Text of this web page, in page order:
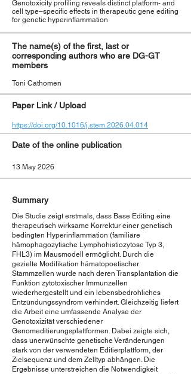
Genotoxicity profiling reveals distinct platform- and
cell type–specific effects in therapeutic gene editing
for genetic hyperinflammation
The name(s) of the first, last or
corresponding authors who are DG-GT
members
Toni Cathomen
Paper Link / Upload
https://doi.org/10.1016/j.stem.2026.04.014
Date of the online publication
13 May 2026
Summary
Die Studie zeigt erstmals, dass Base Editing eine
therapeutisch wirksame Korrektur einer genetisch
bedingten Hyperinflammation (familiäre
hämophagozytische Lymphohistiozytose Typ 3,
FHL3) im Mausmodell ermöglicht. Durch die
gezielte Modifikation hämatopoetischer
Stammzellen wurde nach deren Transplantation die
Funktion zytotoxischer Immunzellen
wiederhergestellt und ein lebensbedrohliches
Entzündungssyndrom verhindert. Gleichzeitig liefert
die Arbeit eine umfassende Analyse der
Genotoxizität verschiedener
Genomeditierungsplattformen. Dabei zeigte sich,
dass unerwünschte genetische Veränderungen
stark von der verwendeten Editierplattform, der
Zielsequenz und dem Zelltyp abhängen. Die
Ergebnisse unterstreichen die Notwendigkeit